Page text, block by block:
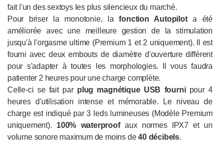
fait l'un des sextoys les plus silencieux du marché.
Pour briser la monotonie, lafonction Autopilota été
améliorée avec une meilleure gestion de la stimulation
jusqu'à l'orgasme ultime (Premium 1 et 2 uniquement). Il est
fourni avec deux embouts de diamètre d'ouverture différent
pour s'adapter à toutes les morphologies. Il vous faudra
patienter 2 heures pour une charge complète.
Celle-ci se fait par plug magnétique USB fournipour 4
heures d'utilisation intense et mémorable. Le niveau de
charge est indiqué par 3 leds lumineuses (Modèle Premium
uniquement). 100% waterproofaux normes IPX7 et un
volume sonore maximum de moins de40 décibels.